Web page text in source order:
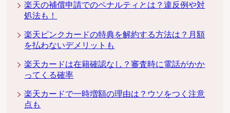
楽天の補償申請でのペナルティとは？違反例や対
処法も！
楽天ピンクカードの特典を解約する方法は？月額
を払わないデメリットも
楽天カードは在籍確認なし？審査時に電話がかか
ってくる確率
楽天カードで一時増額の理由は？ウソをつく注意
点も